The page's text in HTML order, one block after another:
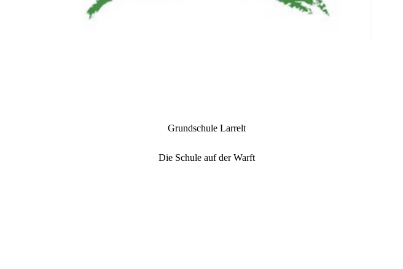
Grundschule Larrelt
Die Schule auf der Warft